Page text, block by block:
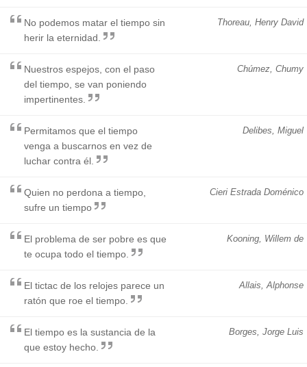
Thoreau, Henry David
No podemos matar el tiempo sin
herir la eternidad.
Chúmez, Chumy
Nuestros espejos, con el paso
del tiempo, se van poniendo
impertinentes.
Delibes, Miguel
Permitamos que el tiempo
venga a buscarnos en vez de
luchar contra él.
Cieri Estrada Doménico
Quien no perdona a tiempo,
sufre un tiempo
Kooning, Willem de
El problema de ser pobre es que
te ocupa todo el tiempo.
Allais, Alphonse
El tictac de los relojes parece un
ratón que roe el tiempo.
Borges, Jorge Luis
El tiempo es la sustancia de la
que estoy hecho.